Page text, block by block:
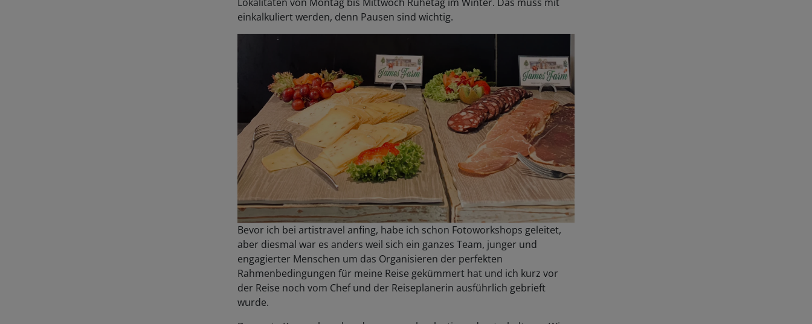
einkalkuliert werden, denn Pausen sind wichtig.
Bevor ich bei artistravel anfing, habe ich schon Fotoworkshops geleitet,
aber diesmal war es anders weil sich ein ganzes Team, junger und
engagierter Menschen um das Organisieren der perfekten
Rahmenbedingungen für meine Reise gekümmert hat und ich kurz vor
der Reise noch vom Chef und der Reiseplanerin ausführlich gebrieft
wurde.